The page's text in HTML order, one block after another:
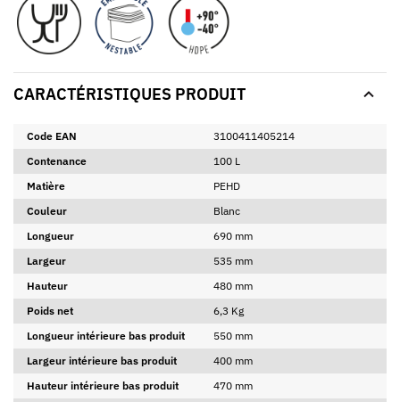
CARACTÉRISTIQUES PRODUIT
Code EAN
3100411405214
Contenance
100 L
Matière
PEHD
Couleur
Blanc
Longueur
690 mm
Largeur
535 mm
Hauteur
480 mm
Poids net
6,3 Kg
Longueur intérieure bas produit
550 mm
Largeur intérieure bas produit
400 mm
Hauteur intérieure bas produit
470 mm